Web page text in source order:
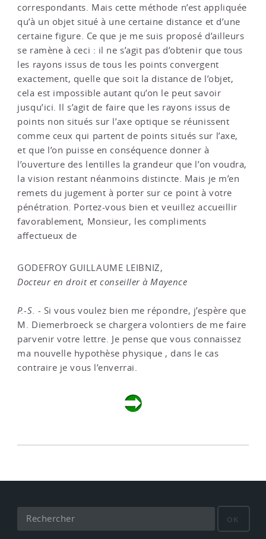
correspondants. Mais cette méthode n’est appliquée
qu’à un objet situé à une certaine distance et d’une
certaine figure. Ce que je me suis proposé d’ailleurs
se ramène à ceci : il ne s’agit pas d’obtenir que tous
les rayons issus de tous les points convergent
exactement, quelle que soit la distance de l’objet,
cela est impossible autant qu’on le peut savoir
jusqu’ici. Il s’agit de faire que les rayons issus de
points non situés sur l’axe optique se réunissent
comme ceux qui partent de points situés sur l’axe,
et que l’on puisse en conséquence donner à
l’ouverture des lentilles la grandeur que l’on voudra,
la vision restant néanmoins distincte. Mais je m’en
remets du jugement à porter sur ce point à votre
pénétration. Portez-vous bien et veuillez accueillir
favorablement, Monsieur, les compliments
affectueux de
GODEFROY GUILLAUME LEIBNIZ,
Docteur en droit et conseiller à Mayence
P.-S. - Si vous voulez bien me répondre, j’espère que
M. Diemerbroeck se chargera volontiers de me faire
parvenir votre lettre. Je pense que vous connaissez
ma nouvelle hypothèse physique , dans le cas
contraire je vous l’enverrai.
OK